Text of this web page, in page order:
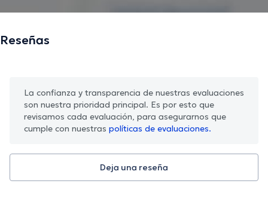
Reseñas
La confianza y transparencia de nuestras evaluaciones
son nuestra prioridad principal. Es por esto que
revisamos cada evaluación, para asegurarnos que
cumple con nuestras políticas de evaluaciones.
Deja una reseña